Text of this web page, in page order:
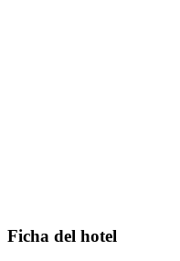
Ficha del hotel